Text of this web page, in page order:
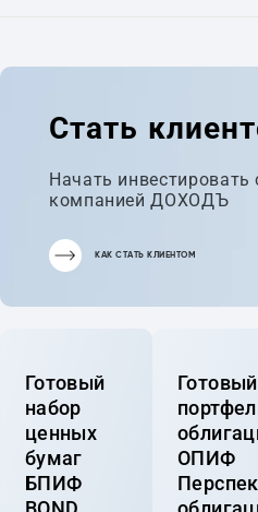
Стать
Начать инвестировать
компанией ДОХОДЪ
КАК СТАТЬ КЛИЕНТОМ
Готовый
набор
ценных
бумаг
БПИФ
Готовый
ОПИФ